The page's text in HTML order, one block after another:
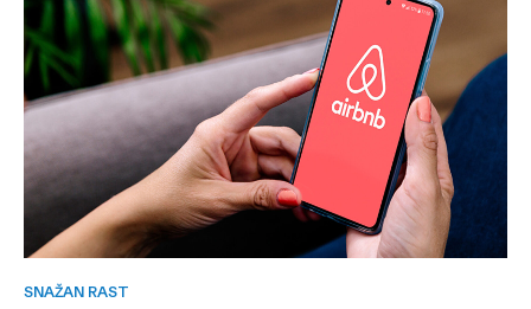
SNAŽAN RAST